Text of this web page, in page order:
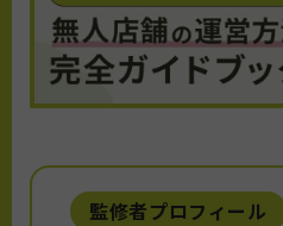
監修者プロフィール